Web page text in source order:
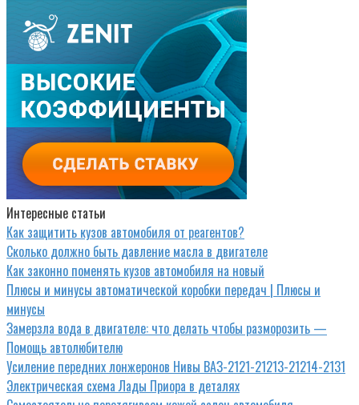
Интересные статьи
Как защитить кузов автомобиля от реагентов?
Сколько должно быть давление масла в двигателе
Как законно поменять кузов автомобиля на новый
Плюсы и минусы автоматической коробки передач | Плюсы и
минусы
Замерзла вода в двигателе: что делать чтобы разморозить —
Помощь автолюбителю
Усиление передних лонжеронов Нивы ВАЗ-2121-21213-21214-2131
Электрическая схема Лады Приора в деталях